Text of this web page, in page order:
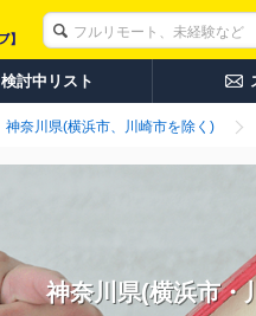
検討中リスト
神奈川県(横浜市、川崎市を除く)
神奈川県(横浜市・